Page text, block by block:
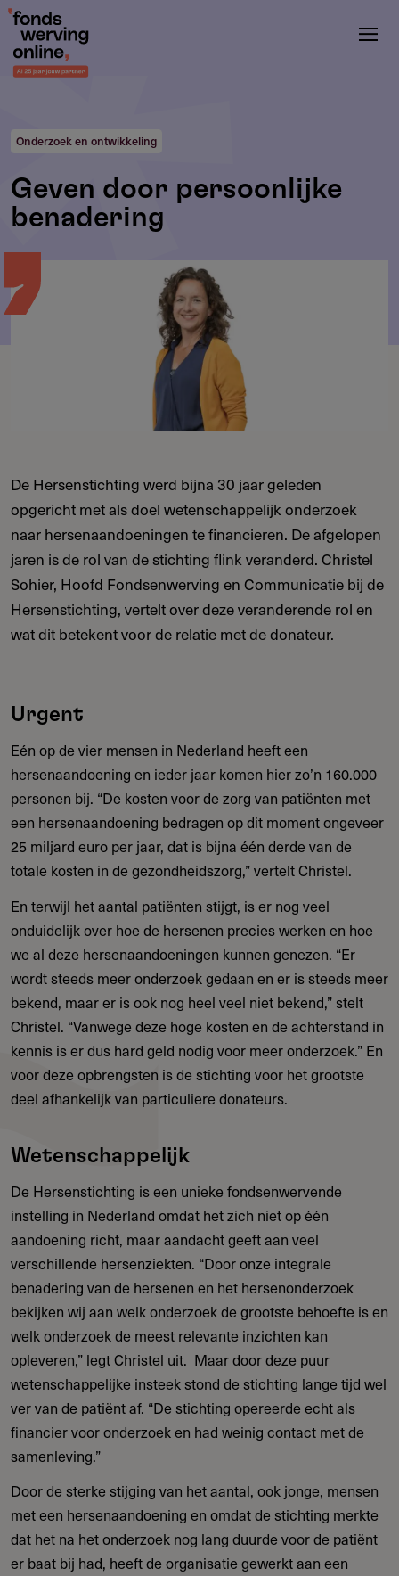
Overslaan
naar
de
Onderzoek en ontwikkeling
Geven door persoonlijke
benadering
De Hersenstichting werd bijna 30 jaar geleden
opgericht met als doel wetenschappelijk onderzoek
naar hersenaandoeningen te financieren. De afgelopen
jaren is de rol van de stichting flink veranderd. Christel
Sohier, Hoofd Fondsenwerving en Communicatie bij de
Hersenstichting, vertelt over deze veranderende rol en
wat dit betekent voor de relatie met de donateur.
Urgent
Eén op de vier mensen in Nederland heeft een
hersenaandoening en ieder jaar komen hier zo’n 160.000
personen bij. “De kosten voor de zorg van patiënten met
een hersenaandoening bedragen op dit moment ongeveer
25 miljard euro per jaar, dat is bijna één derde van de
totale kosten in de gezondheidszorg,” vertelt Christel.
En terwijl het aantal patiënten stijgt, is er nog veel
onduidelijk over hoe de hersenen precies werken en hoe
we al deze hersenaandoeningen kunnen genezen. “Er
wordt steeds meer onderzoek gedaan en er is steeds meer
bekend, maar er is ook nog heel veel niet bekend,” stelt
Christel. “Vanwege deze hoge kosten en de achterstand in
kennis is er dus hard geld nodig voor meer onderzoek.” En
voor deze opbrengsten is de stichting voor het grootste
deel afhankelijk van particuliere donateurs.
Wetenschappelijk
De Hersenstichting is een unieke fondsenwervende
instelling in Nederland omdat het zich niet op één
aandoening richt, maar aandacht geeft aan veel
verschillende hersenziekten. “Door onze integrale
benadering van de hersenen en het hersenonderzoek
bekijken wij aan welk onderzoek de grootste behoefte is en
welk onderzoek de meest relevante inzichten kan
opleveren,” legt Christel uit. Maar door deze puur
wetenschappelijke insteek stond de stichting lange tijd wel
ver van de patiënt af. “De stichting opereerde echt als
financier voor onderzoek en had weinig contact met de
samenleving.”
Door de sterke stijging van het aantal, ook jonge, mensen
met een hersenaandoening en omdat de stichting merkte
dat het na het onderzoek nog lang duurde voor de patiënt
er baat bij had, heeft de organisatie gewerkt aan een